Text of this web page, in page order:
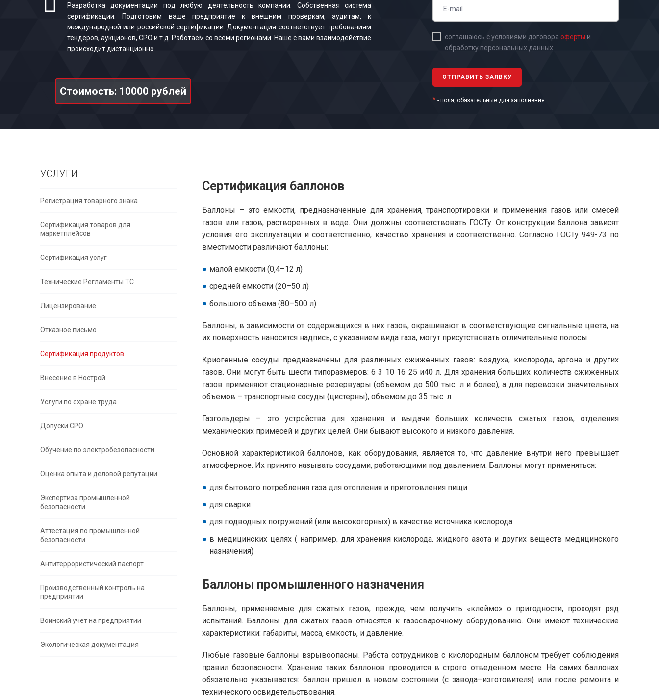
Разработка документации под любую деятельность компании. Собственная система
сертификации. Подготовим ваше предприятие к внешним проверкам, аудитам, к
международной или российской сертификации. Документация соответствует требованиям
тендеров, аукционов, СРО и т.д. Работаем со всеми регионами. Наше с вами взаимодействие
происходит дистанционно.
Стоимость: 10000 рублей
соглашаюсь с условиями договора оферты и
обработку персональных данных
* - поля, обязательные для заполнения
УСЛУГИ
Регистрация товарного знака
Сертификация товаров для
маркетплейсов
Сертификация услуг
Технические Регламенты ТС
Лицензирование
Отказное письмо
Сертификация продуктов
Внесение в Нострой
Услуги по охране труда
Допуски СРО
Обучение по электробезопасности
Оценка опыта и деловой репутации
Экспертиза промышленной
безопасности
Аттестация по промышленной
безопасности
Антитеррористический паспорт
Производственный контроль на
предприятии
Воинский учет на предприятии
Экологическая документация
Сертификация баллонов
Баллоны – это емкости, предназначенные для хранения, транспортировки и применения газов или смесей
газов или газов, растворенных в воде. Они должны соответствовать ГОСТу. От конструкции баллона зависят
условия его эксплуатации и соответственно, качество хранения и соответственно. Согласно ГОСТу 949-73 по
вместимости различают баллоны:
малой емкости (0,4–12 л)
средней емкости (20–50 л)
большого объема (80–500 л).
Баллоны, в зависимости от содержащихся в них газов, окрашивают в соответствующие сигнальные цвета, на
их поверхность наносится надпись, с указанием вида газа, могут присутствовать отличительные полосы .
Криогенные сосуды предназначены для различных сжиженных газов: воздуха, кислорода, аргона и других
газов. Они могут быть шести типоразмеров: 6 3 10 16 25 и40 л. Для хранения больших количеств сжиженных
газов применяют стационарные резервуары (объемом до 500 тыс. л и более), а для перевозки значительных
объемов – транспортные сосуды (цистерны), объемом до 35 тыс. л.
Газгольдеры – это устройства для хранения и выдачи больших количеств сжатых газов, отделения
механических примесей и других целей. Они бывают высокого и низкого давления.
Основной характеристикой баллонов, как оборудования, является то, что давление внутри него превышает
атмосферное. Их принято называть сосудами, работающими под давлением. Баллоны могут применяться:
для бытового потребления газа для отопления и приготовления пищи
для сварки
для подводных погружений (или высокогорных) в качестве источника кислорода
в медицинских целях ( например, для хранения кислорода, жидкого азота и других веществ медицинского
назначения)
Баллоны промышленного назначения
Баллоны, применяемые для сжатых газов, прежде, чем получить «клеймо» о пригодности, проходят ряд
испытаний. Баллоны для сжатых газов относятся к газосварочному оборудованию. Они имеют технические
характеристики: габариты, масса, емкость, и давление.
Любые газовые баллоны взрывоопасны. Работа сотрудников с кислородным баллоном требует соблюдения
правил безопасности. Хранение таких баллонов проводится в строго отведенном месте. На самих баллонах
обязательно указывается: баллон пришел в новом состоянии (с завода–изготовителя) или после ремонта и
технического освидетельствования.